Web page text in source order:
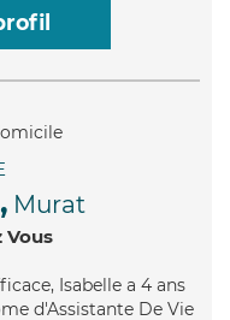
Murat
Vous
Isabelle a 4 ans
d'Assistante De Vie